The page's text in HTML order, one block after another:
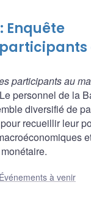
Enquête
participants au
personnel de la
diversifié de
recueillir leur
Événements à venir